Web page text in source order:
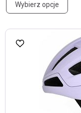
Wybierz opcje